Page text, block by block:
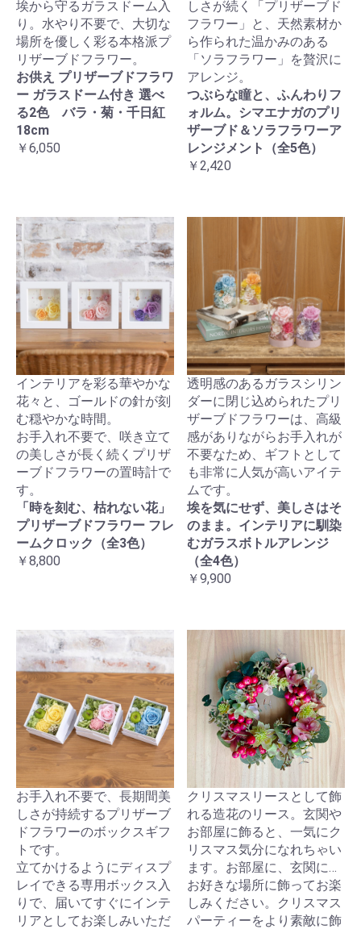
埃から守るガラスドーム入
り。水やり不要で、大切な
場所を優しく彩る本格派プ
リザーブドフラワー。
お供え プリザーブドフラワ
ー ガラスドーム付き 選べ
る2色 バラ・菊・千日紅
18cm
￥6,050
しさが続く「プリザーブド
フラワー」と、天然素材か
ら作られた温かみのある
「ソラフラワー」を贅沢に
アレンジ。
つぶらな瞳と、ふんわりフ
ォルム。シマエナガのプリ
ザーブド＆ソラフラワーア
レンジメント（全5色）
￥2,420
インテリアを彩る華やかな
花々と、ゴールドの針が刻
む穏やかな時間。
お手入れ不要で、咲き立て
の美しさが長く続くプリザ
ーブドフラワーの置時計で
す。
「時を刻む、枯れない花」
プリザーブドフラワー フレ
ームクロック（全3色）
￥8,800
透明感のあるガラスシリン
ダーに閉じ込められたプリ
ザーブドフラワーは、高級
感がありながらお手入れが
不要なため、ギフトとして
も非常に人気が高いアイテ
ムです。
埃を気にせず、美しさはそ
のまま。インテリアに馴染
むガラスボトルアレンジ
（全4色）
￥9,900
お手入れ不要で、長期間美
しさが持続するプリザーブ
ドフラワーのボックスギフ
トです。
立てかけるようにディスプ
レイできる専用ボックス入
りで、届いてすぐにインテ
リアとしてお楽しみいただ
クリスマスリースとして飾
れる造花のリース。玄関や
お部屋に飾ると、一気にク
リスマス気分になれちゃい
ます。お部屋に、玄関に…
お好きな場所に飾ってお楽
しみください。クリスマス
パーティーをより素敵に飾